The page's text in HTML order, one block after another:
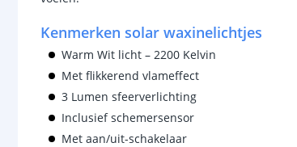
Kenmerken solar waxinelichtjes
Warm Wit licht – 2200 Kelvin
Met flikkerend vlameffect
3 Lumen sfeerverlichting
Inclusief schemersensor
Met aan/uit-schakelaar